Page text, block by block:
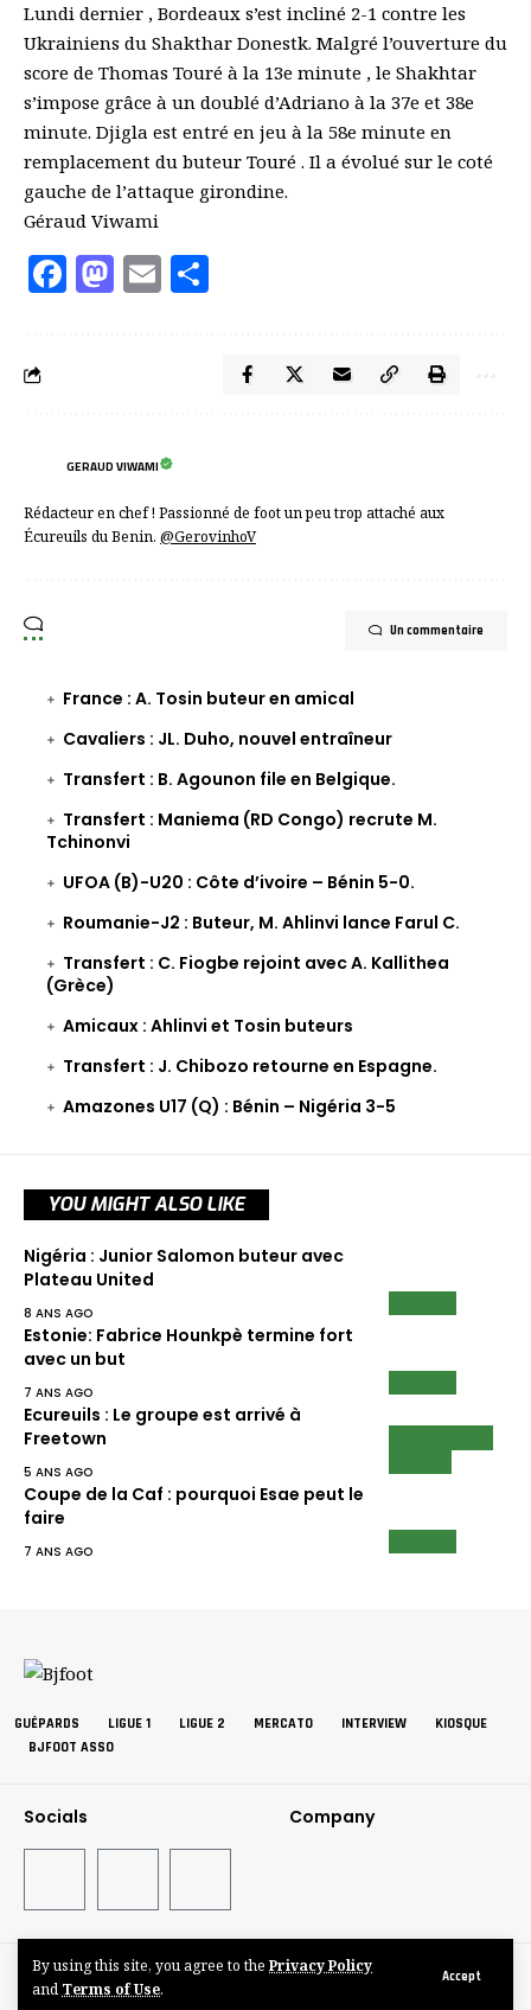
By using this site, you agree to the Privacy Policy
and Terms of Use.
Accept
Lundi dernier , Bordeaux s’est incliné 2-1 contre les
Ukrainiens du Shakthar Donestk. Malgré l’ouverture du
score de Thomas Touré à la 13e minute , le Shakhtar
s’impose grâce à un doublé d’Adriano à la 37e et 38e
minute. Djigla est entré en jeu à la 58e minute en
remplacement du buteur Touré . Il a évolué sur le coté
gauche de l’attaque girondine.
Géraud Viwami
Facebook
Mastodon
Email
GERAUD VIWAMI
Rédacteur en chef ! Passionné de foot un peu trop attaché aux
Écureuils du Benin. @GerovinhoV
Un commentaire
France : A. Tosin buteur en amical
Cavaliers : JL. Duho, nouvel entraîneur
Transfert : B. Agounon file en Belgique.
Transfert : Maniema (RD Congo) recrute M.
Tchinonvi
UFOA (B)-U20 : Côte d’ivoire – Bénin 5-0.
Roumanie-J2 : Buteur, M. Ahlinvi lance Farul C.
Transfert : C. Fiogbe rejoint avec A. Kallithea
(Grèce)
Amicaux : Ahlinvi et Tosin buteurs
Transfert : J. Chibozo retourne en Espagne.
Amazones U17 (Q) : Bénin – Nigéria 3-5
YOU MIGHT ALSO LIKE
Nigéria : Junior Salomon buteur avec
Plateau United
8 ANS AGO
Estonie: Fabrice Hounkpè termine fort
avec un but
7 ANS AGO
Ecureuils : Le groupe est arrivé à
Freetown
5 ANS AGO
Coupe de la Caf : pourquoi Esae peut le
faire
7 ANS AGO
GUÉPARDS LIGUE 1 LIGUE 2 MERCATO INTERVIEW
KIOSQUE
BJFOOT ASSO
Socials Company
©BJFOOT2025